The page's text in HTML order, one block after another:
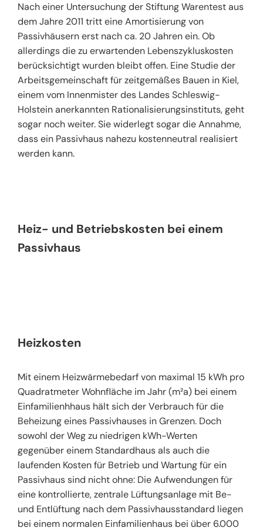
Nach einer Untersuchung der Stiftung Warentest aus
dem Jahre 2011 tritt eine Amortisierung von
Passivhäusern erst nach ca. 20 Jahren ein. Ob
allerdings die zu erwartenden Lebenszykluskosten
berücksichtigt wurden bleibt offen. Eine Studie der
Arbeitsgemeinschaft für zeitgemäßes Bauen in Kiel,
einem vom Innenmister des Landes Schleswig-
Holstein anerkannten Rationalisierungsinstituts, geht
sogar noch weiter. Sie widerlegt sogar die Annahme,
dass ein Passivhaus nahezu kostenneutral realisiert
werden kann.
Heiz- und Betriebskosten bei einem
Passivhaus
Heizkosten
Mit einem Heizwärmebedarf von maximal 15 kWh pro
Quadratmeter Wohnfläche im Jahr (m²a) bei einem
Einfamilienhhaus hält sich der Verbrauch für die
Beheizung eines Passivhauses in Grenzen. Doch
sowohl der Weg zu niedrigen kWh-Werten
gegenüber einem Standardhaus als auch die
laufenden Kosten für Betrieb und Wartung für ein
Passivhaus sind nicht ohne: Die Aufwendungen für
eine kontrollierte, zentrale Lüftungsanlage mit Be-
und Entlüftung nach dem Passivhausstandard liegen
bei einem normalen Einfamilienhaus bei über 6.000